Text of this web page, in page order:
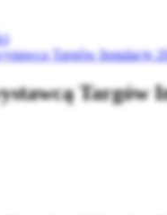
Targów Instalacje
Targów